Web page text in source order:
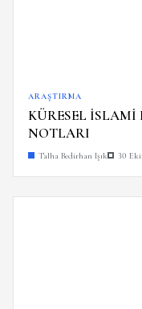
ARAŞTIRMA
KÜRESEL İSLAMİ
NOTLARI
Talha Bedirhan Işık 30